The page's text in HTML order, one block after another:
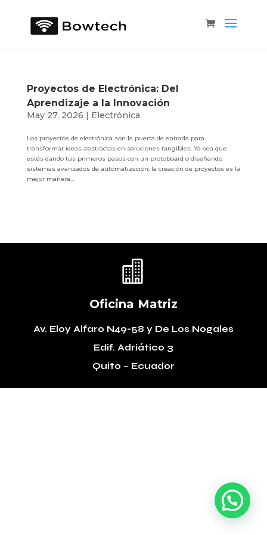
Proyectos de Electrónica: Del
Aprendizaje a la Innovación
May 27, 2026 | Electrónica
Los proyectos de electrónica son la puerta de entrada para
transformar ideas abstractas en soluciones tangibles. Ya sea que
estés dando tus primeros pasos con un protoboard o diseñando
sistemas avanzados de automatización, la creación de proyectos es la
mejor manera...

Oficina Matriz
Av. Eloy Alfaro N49-58 y De Los Nogales
Edif. Adriático 3
Quito – Ecuador